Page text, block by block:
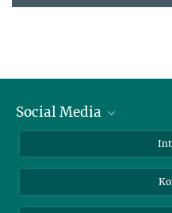
Social Media
LinkedIn